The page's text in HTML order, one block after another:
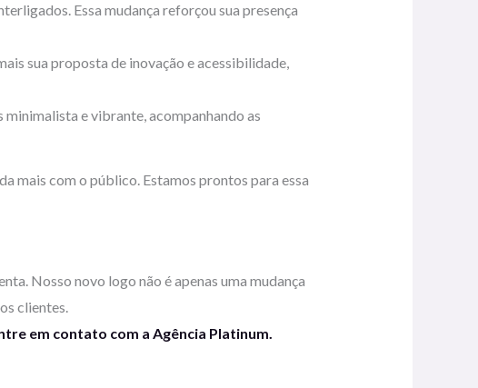
Essa mudança reforçou sua presença
sua proposta de inovação e acessibilidade,
e vibrante, acompanhando as
mais com o público. Estamos prontos para essa
Nosso novo logo não é apenas uma mudança
clientes.
em contato com a Agência Platinum.